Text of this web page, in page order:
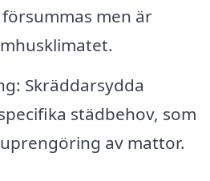
men är
Skräddarsydda
städbehov, som
av mattor.